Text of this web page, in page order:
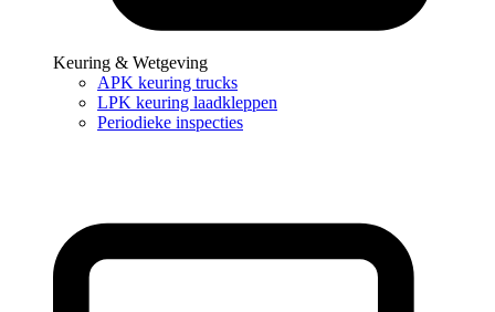
Keuring & Wetgeving
APK keuring trucks
LPK keuring laadkleppen
Periodieke inspecties